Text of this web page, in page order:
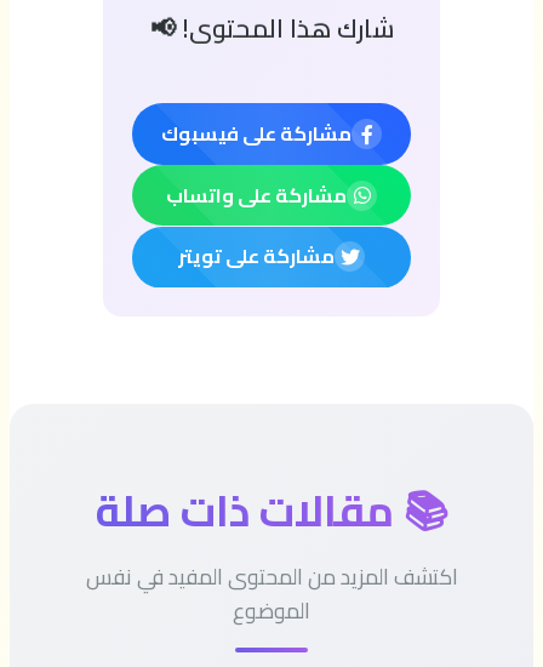
شارك هذا المحتوى! 📢
مشاركة على فيسبوك
مشاركة على واتساب
مشاركة على تويتر
📚 مقالات ذات صلة
اكتشف المزيد من المحتوى المفيد في نفس
الموضوع